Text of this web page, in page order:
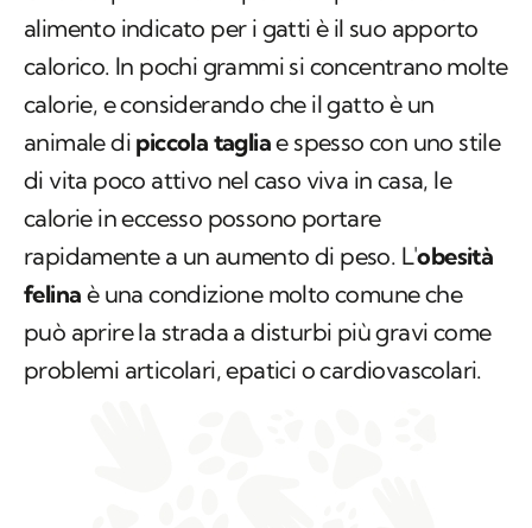
alimento indicato per i gatti è il suo apporto
calorico. In pochi grammi si concentrano molte
calorie, e considerando che il gatto è un
animale di piccola tagliae spesso con uno stile
di vita poco attivo nel caso viva in casa, le
calorie in eccesso possono portare
rapidamente a un aumento di peso. L'obesità
felina è una condizione molto comune che
può aprire la strada a disturbi più gravi come
problemi articolari, epatici o cardiovascolari.